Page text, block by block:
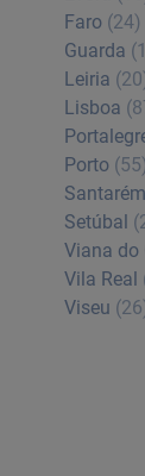
Faro (24)
Guarda
Leiria
Lisboa
Porto (55)
Santarém
Setúbal
Viana do
Vila Real
Viseu